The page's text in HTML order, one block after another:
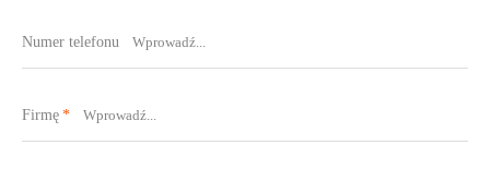
Numer telefonu
Firmę